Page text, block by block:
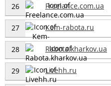
26 Freelance.com.ua
27 Kem-rabota.ru
28 Rabota.kharkov.ua
29 Livehh.ru